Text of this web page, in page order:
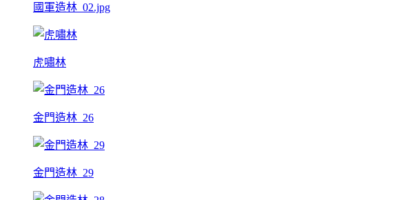
國軍造林_02.jpg
虎嘯林
金門造林_26
金門造林_29